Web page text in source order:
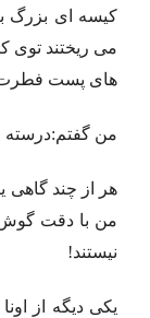
کیسه ای بزرگ
می ریختند توی
های پست فطرت
من
هر از چند
من با دقت گوش
نیستند!
یکی دیگه از